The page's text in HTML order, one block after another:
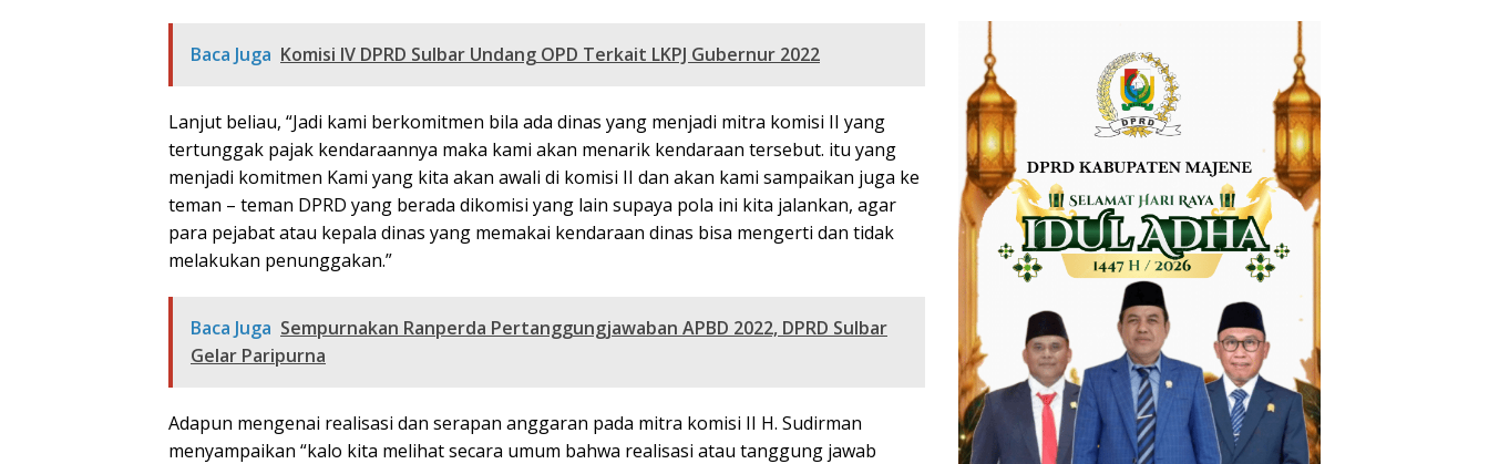
Baca Juga Komisi IV DPRD Sulbar Undang OPD Terkait LKPJ Gubernur 2022
Lanjut beliau, “Jadi kami berkomitmen bila ada dinas yang menjadi mitra komisi II yang
tertunggak pajak kendaraannya maka kami akan menarik kendaraan tersebut. itu yang
menjadi komitmen Kami yang kita akan awali di komisi II dan akan kami sampaikan juga ke
teman – teman DPRD yang berada dikomisi yang lain supaya pola ini kita jalankan, agar
para pejabat atau kepala dinas yang memakai kendaraan dinas bisa mengerti dan tidak
melakukan penunggakan.”
Baca Juga Sempurnakan Ranperda Pertanggungjawaban APBD 2022, DPRD Sulbar
Gelar Paripurna
Adapun mengenai realisasi dan serapan anggaran pada mitra komisi II H. Sudirman
menyampaikan “kalo kita melihat secara umum bahwa realisasi atau tanggung jawab